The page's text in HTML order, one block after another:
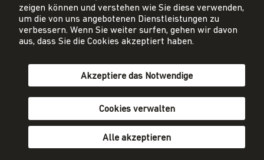
Privacy Policy
Impressum
AGB
Mitglied werden
Newsletter abonnieren
zeigen können und verstehen wie Sie diese verwenden,
um die von uns angebotenen Dienstleistungen zu
verbessern. Wenn Sie weiter surfen, gehen wir davon
aus, dass Sie die Cookies akzeptiert haben.
Akzeptiere das Notwendige
Cookies verwalten
Alle akzeptieren